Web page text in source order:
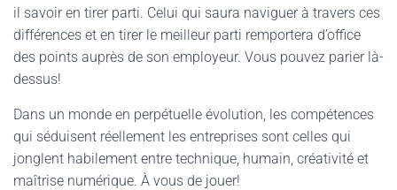
il savoir en tirer parti. Celui qui saura naviguer à travers ces
différences et en tirer le meilleur parti remportera d’office
des points auprès de son employeur. Vous pouvez parier là-
dessus!
Dans un monde en perpétuelle évolution, les compétences
qui séduisent réellement les entreprises sont celles qui
jonglent habilement entre technique, humain, créativité et
maîtrise numérique. À vous de jouer!